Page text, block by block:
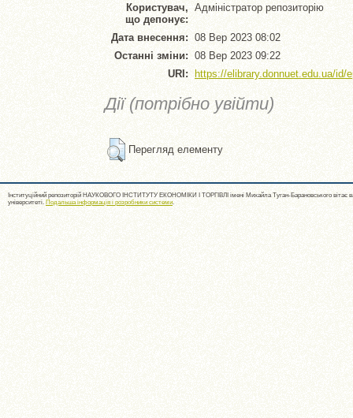
Користувач,
що депонує:
Адміністратор репозиторію
Дата внесення: 08 Вер 2023 08:02
Останні зміни: 08 Вер 2023 09:22
URI:
https://elibrary.donnuet.edu.ua/id/
Дії (потрібно увійти)
Перегляд елементу
Інституційний репозиторій НАУКОВОГО ІНСТИТУТУ ЕКОНОМІКИ І ТОРГІВЛІ імені Михайла Туган-Барановського вітає
університеті. Подальша інформація і розробники системи